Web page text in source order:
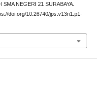
NEGERI 21 SURABAYA.
doi.org/10.26740/jps.v13n1.p1-